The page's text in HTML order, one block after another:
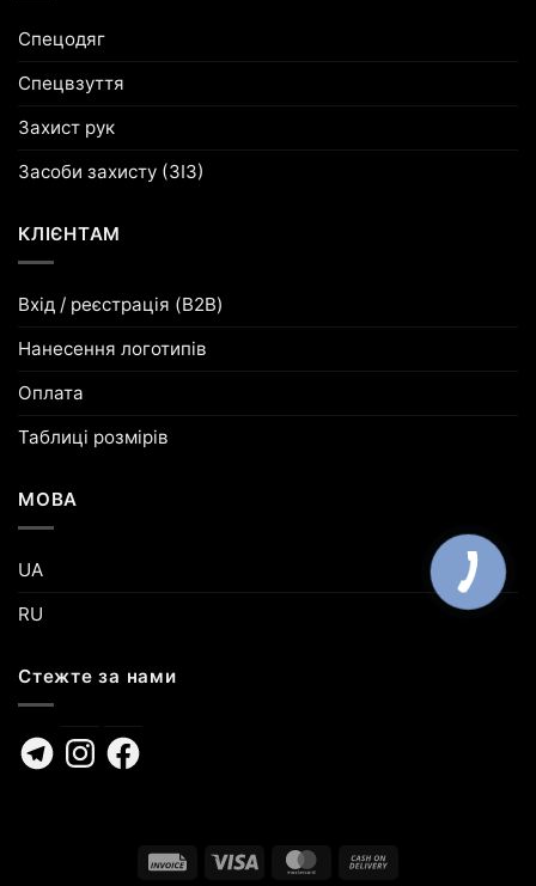
Спецодяг
Спецвзуття
Захист рук
Засоби захисту (ЗІЗ)
КЛІЄНТАМ
Вхід / реєстрація (B2B)
Нанесення логотипів
Оплата
Таблиці розмірів
МОВА
UA
RU
Стежте за нами
TelegramInstagramFacebook
Invoice Visa MasterCard